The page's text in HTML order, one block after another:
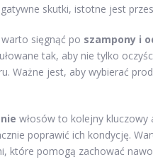
skutki, istotne jest
sięgnąć po szampony i
tak, aby nie tylko
Ważne jest, aby wybierać
włosów to kolejny kluczowy
poprawić ich kondycję.
które pomogą zachować